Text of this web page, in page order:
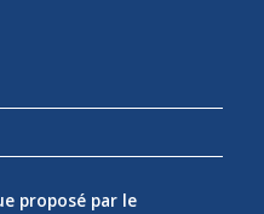
proposé par le